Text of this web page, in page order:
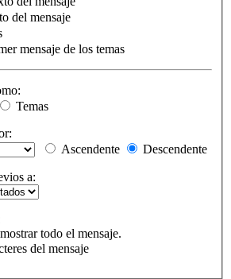
del mensaje
mensaje de los temas
Temas
Ascendente
Descendente
a:
todo el mensaje.
del mensaje